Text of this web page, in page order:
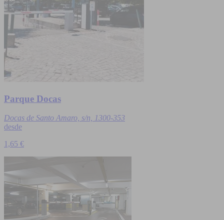
Parque Docas
Docas de Santo Amaro, s/n, 1300-353
desde
1,65 €